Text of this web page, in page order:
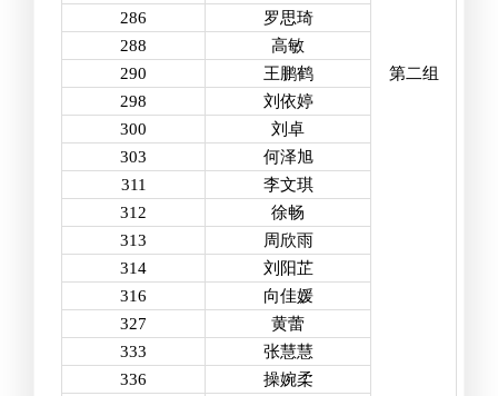
第二组
286
罗思琦
288
高敏
290
王鹏鹤
298
刘依婷
300
刘卓
303
何泽旭
311
李文琪
312
徐畅
313
周欣雨
314
刘阳芷
316
向佳媛
327
黄蕾
333
张慧慧
336
操婉柔